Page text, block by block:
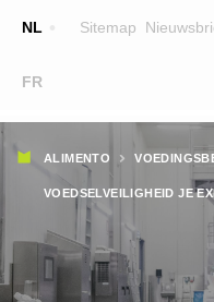
NL
FR
Sitemap
Main
navigation
LESGEVERS
WIE ZIJN WE
TEAM
ZOEK
Kruimelpad
ALIMENTO
VOEDSELVEILIGHEID JE